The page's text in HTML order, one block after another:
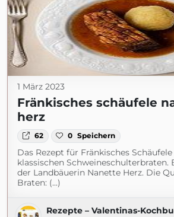
1 März 2023
Fränkisches schäufele
herz
62 0 Speichern
Das Rezept für Fränkisches
klassischen Schweineschulterbraten.
der Landbäuerin Nanette Herz. Die
Braten: (...)
Rezepte – Valentinas-